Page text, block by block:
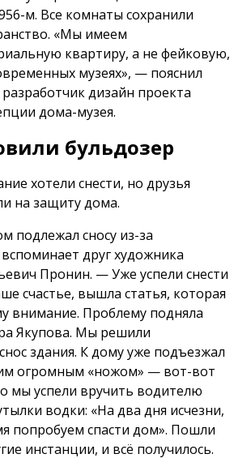
м. Все комнаты сохранили
«Мы имеем
квартиру, а не фейковую,
музеях», — пояснил
дизайн проекта
дома-музея.
бульдозер
хотели снести, но друзья
на защиту дома.
подлежал сносу из-за
друг художника
Пронин. — Уже успели снести
счастье, вышла статья, которая
внимание. Проблему подняла
Якупова. Мы решили
здания. К дому уже подъезжал
огромным «ножом» — вот-вот
мы успели вручить водителю
водки: «На два дня исчезни,
попробуем спасти дом». Пошли
инстанции, и всё получилось.